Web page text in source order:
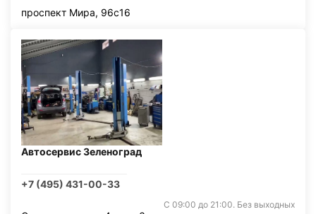
проспект Мира, 96с16
Автосервис Зеленоград
+7 (495) 431-00-33
С 09:00 до 21:00. Без выходных